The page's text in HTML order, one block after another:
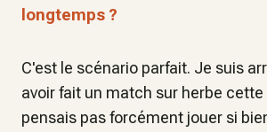
longtemps ?
C'est le scénario parfait. Je suis
avoir fait un match sur herbe cette
pensais pas forcément jouer si